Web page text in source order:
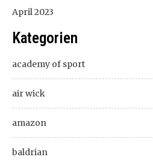
April 2023
Kategorien
academy of sport
air wick
amazon
baldrian